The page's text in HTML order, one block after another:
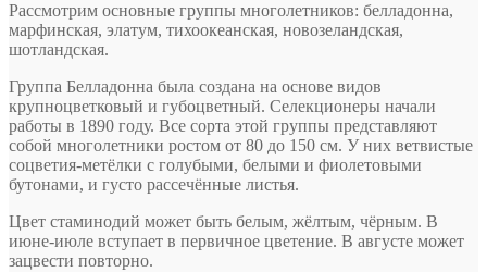
Рассмотрим основные группы многолетников: белладонна,
марфинская, элатум, тихоокеанская, новозеландская,
шотландская.
Группа Белладонна была создана на основе видов
крупноцветковый и губоцветный. Селекционеры начали
работы в 1890 году. Все сорта этой группы представляют
собой многолетники ростом от 80 до 150 см. У них ветвистые
соцветия-метёлки с голубыми, белыми и фиолетовыми
бутонами, и густо рассечённые листья.
Цвет стаминодий может быть белым, жёлтым, чёрным. В
июне-июле вступает в первичное цветение. В августе может
зацвести повторно.